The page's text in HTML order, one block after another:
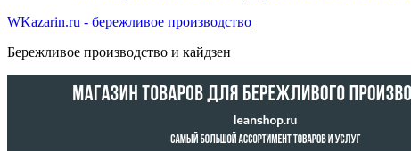
WKazarin.ru - бережливое производство
Бережливое производство и кайдзен